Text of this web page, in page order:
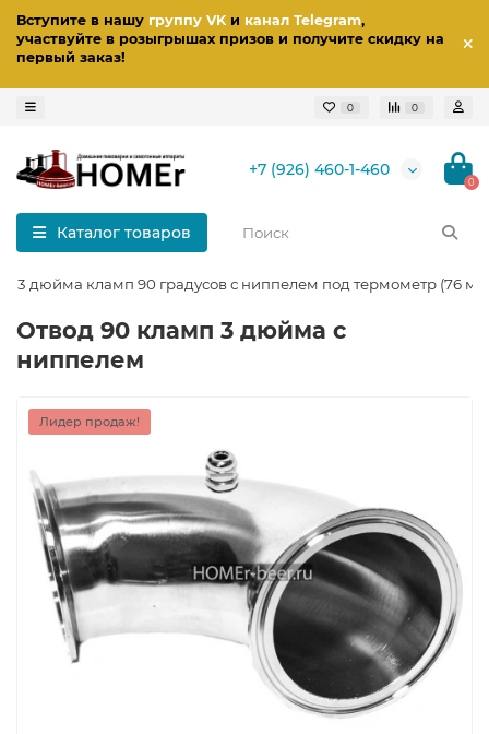
Вступите в нашу группу VKи канал Telegram,
участвуйте в розыгрышах призов и получите скидку на
первый заказ!
0 0
+7 (926) 460-1-460
0
Каталог товаров
3 дюйма кламп 90 градусов с ниппелем под термометр (76
Отвод 90 кламп 3 дюйма с
ниппелем
Лидер продаж!